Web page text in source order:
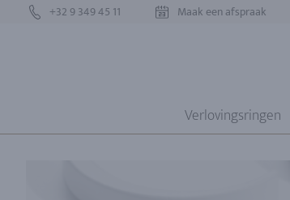
+32 9 349 45 11 Maak een afspraak
Verlovingsringen